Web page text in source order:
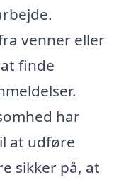
venner eller
finde
har
at udføre
sikker på, at